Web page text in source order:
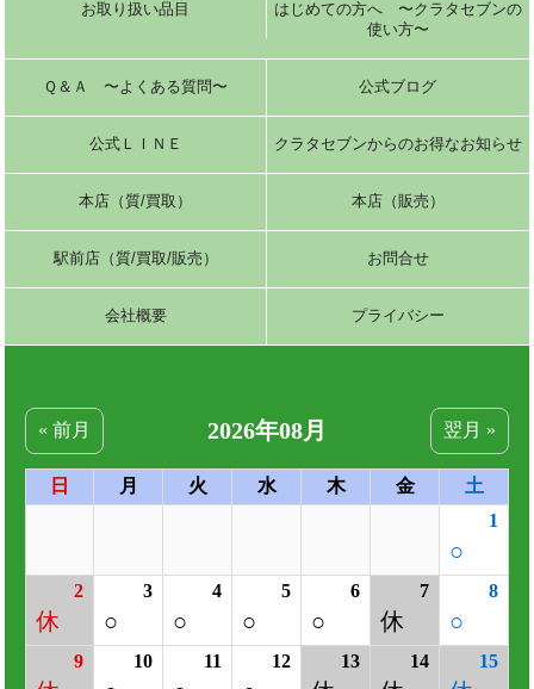
お取り扱い品目
はじめての方へ 〜クラタセブンの
使い方〜
Ｑ＆Ａ 〜よくある質問〜 公式ブログ
公式ＬＩＮＥ クラタセブンからのお得なお知らせ
本店（質/買取） 本店（販売）
駅前店（質/買取/販売） お問合せ
会社概要 プライバシー